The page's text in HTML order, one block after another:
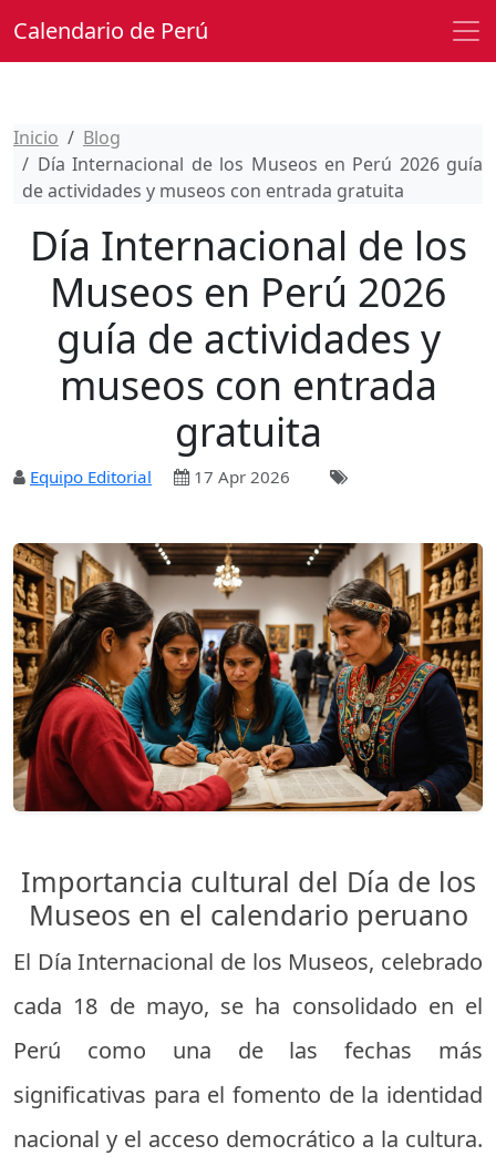
Calendario de Perú
Inicio
Blog
Día Internacional de los Museos en Perú 2026 guía
de actividades y museos con entrada gratuita
Día Internacional de los
Museos en Perú 2026
guía de actividades y
museos con entrada
gratuita
Equipo Editorial 17 Apr 2026
Importancia cultural del Día de los
Museos en el calendario peruano
El Día Internacional de los Museos, celebrado
cada 18 de mayo, se ha consolidado en el
Perú como una de las fechas más
significativas para el fomento de la identidad
nacional y el acceso democrático a la cultura.